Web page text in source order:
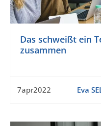
Das schweißt ein
zusammen
7apr2022 Eva